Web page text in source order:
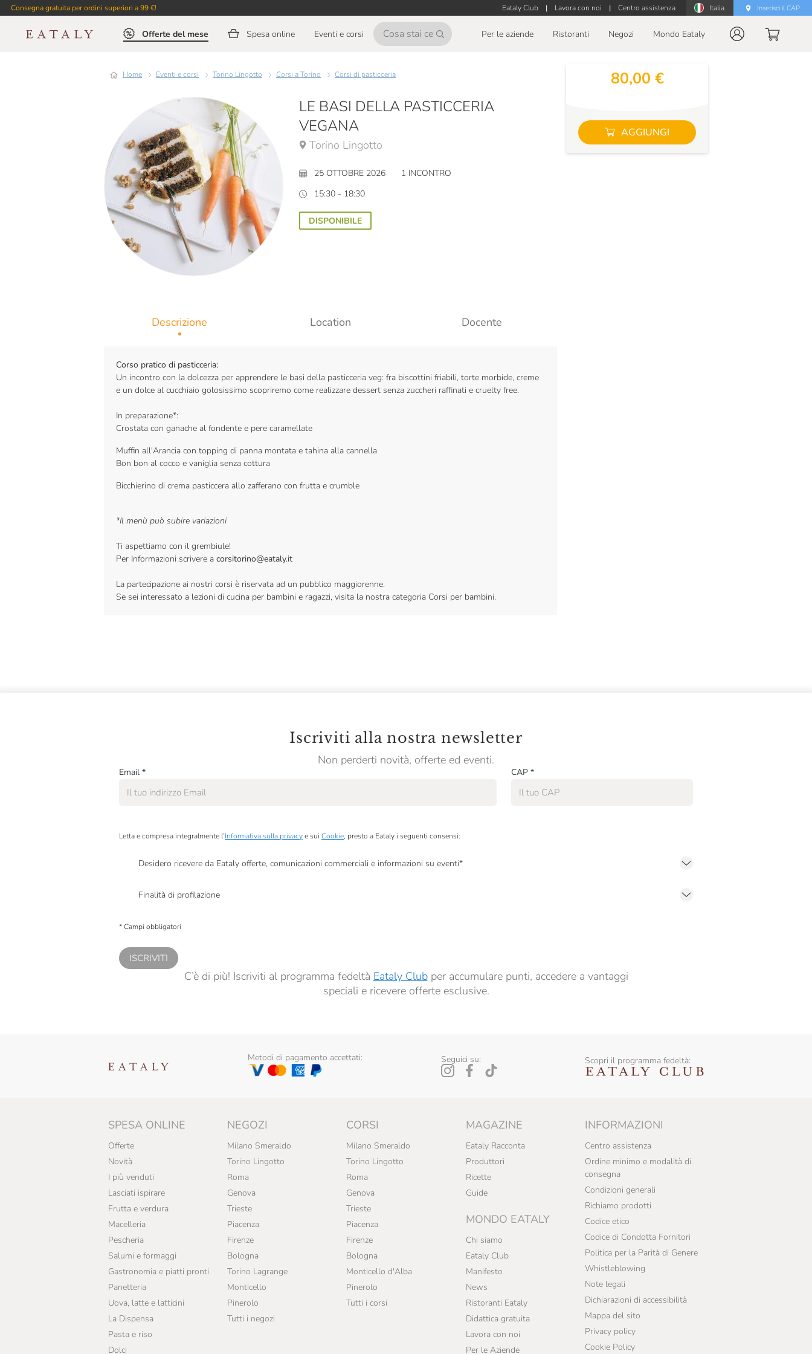
Consegna gratuita per ordini superiori a 99 €! Eataly Club | Lavora con noi | Centro assistenza Italia Inserisci il CAP
Offerte del mese Spesa online Eventi e corsi Per le aziende Ristoranti Negozi Mondo Eataly
Home Eventi e corsi Torino Lingotto Corsi a Torino Corsi di pasticceria
LE BASI DELLA PASTICCERIA
VEGANA
Torino Lingotto
25 OTTOBRE 2026
1 INCONTRO
15:30 - 18:30
DISPONIBILE
Descrizione Location Docente
Corso pratico di pasticceria:
Un incontro con la dolcezza per apprendere le basi della pasticceria veg: fra biscottini friabili, torte morbide, creme
e un dolce al cucchiaio golosissimo scopriremo come realizzare dessert senza zuccheri raffinati e cruelty free.
In preparazione*:
Crostata con ganache al fondente e pere caramellate
Muffin all'Arancia con topping di panna montata e tahina alla cannella
Bon bon al cocco e vaniglia senza cottura
Bicchierino di crema pasticcera allo zafferano con frutta e crumble
*Il menù può subire variazioni
Ti aspettiamo con il grembiule!
Per Informazioni scrivere a corsitorino@eataly.it
La partecipazione ai nostri corsi è riservata ad un pubblico maggiorenne.
Se sei interessato a lezioni di cucina per bambini e ragazzi, visita la nostra categoria Corsi per bambini.
80,00 €
AGGIUNGI
Iscriviti alla nostra newsletter
Non perderti novità, offerte ed eventi.
Email * CAP *
Letta e compresa integralmente l’Informativa sulla privacye sui Cookie, presto a Eataly i seguenti consensi:
Desidero ricevere da Eataly offerte, comunicazioni commerciali e informazioni su eventi*
Finalità di profilazione
* Campi obbligatori
ISCRIVITI
C’è di più! Iscriviti al programma fedeltà Eataly Clubper accumulare punti, accedere a vantaggi
speciali e ricevere offerte esclusive.
Metodi di pagamento accettati: Seguici su: Scopri il programma fedeltà:
SPESA ONLINE
Offerte
Novità
I più venduti
Lasciati ispirare
Frutta e verdura
Macelleria
Pescheria
Salumi e formaggi
Gastronomia e piatti pronti
Panetteria
Uova, latte e latticini
La Dispensa
Pasta e riso
Dolci
NEGOZI
Milano Smeraldo
Torino Lingotto
Roma
Genova
Trieste
Piacenza
Firenze
Bologna
Torino Lagrange
Monticello
Pinerolo
Tutti i negozi
CORSI
Milano Smeraldo
Torino Lingotto
Roma
Genova
Trieste
Piacenza
Firenze
Bologna
Monticello d'Alba
Pinerolo
Tutti i corsi
MAGAZINE
Eataly Racconta
Produttori
Ricette
Guide
MONDO EATALY
Chi siamo
Eataly Club
Manifesto
News
Ristoranti Eataly
Didattica gratuita
Lavora con noi
Per le Aziende
INFORMAZIONI
Centro assistenza
Ordine minimo e modalità di
consegna
Condizioni generali
Richiamo prodotti
Codice etico
Codice di Condotta Fornitori
Politica per la Parità di Genere
Whistleblowing
Note legali
Dichiarazioni di accessibilità
Mappa del sito
Privacy policy
Cookie Policy